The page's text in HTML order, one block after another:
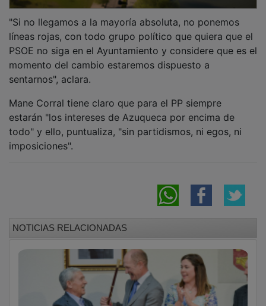
líneas rojas, con todo grupo político que quiera que el
PSOE no siga en el Ayuntamiento y considere que es el
momento del cambio estaremos dispuesto a
sentarnos", aclara.
estarán "los intereses de Azuqueca por encima de
todo" y ello, puntualiza, "sin partidismos, ni egos, ni
imposiciones".